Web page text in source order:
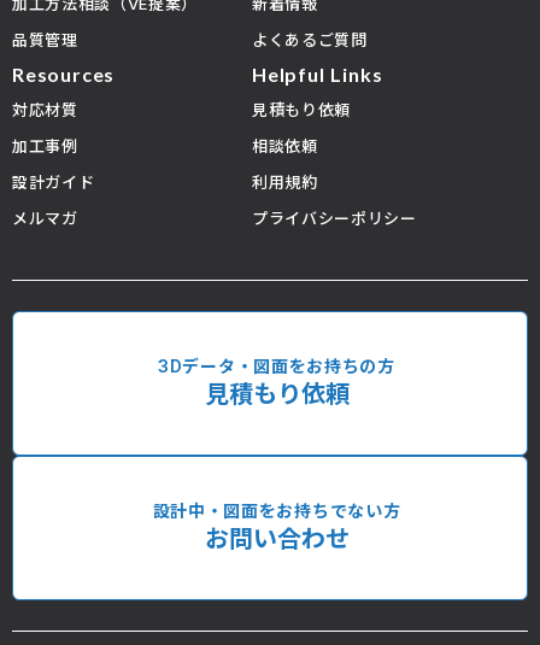
品質管理
よくあるご質問
Resources
対応材質
加工事例
設計ガイド
メルマガ
Helpful Links
見積もり依頼
相談依頼
利用規約
プライバシーポリシー
3Dデータ・図面をお持ちの方
見積もり依頼
設計中・図面をお持ちでない方
お問い合わせ